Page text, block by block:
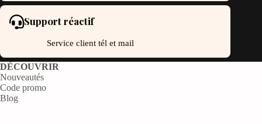
Support réactif
Service client tél et mail
DÉCOUVRIR
Nouveautés
Code promo
Blog